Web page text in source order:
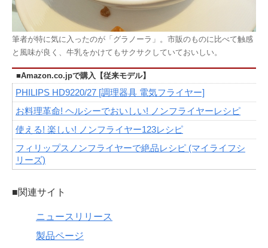
筆者が特に気に入ったのが「グラノーラ」。市販のものに比べて触感
と風味が良く、牛乳をかけてもサクサクしていておいしい。
■Amazon.co.jpで購入【従来モデル】
PHILIPS HD9220/27 [調理器具 電気フライヤー]
お料理革命! ヘルシーでおいしい! ノンフライヤーレシピ
使える! 楽しい! ノンフライヤー123レシピ
フィリップスノンフライヤーで絶品レシピ (マイライフシ
リーズ)
■関連サイト
ニュースリリース
製品ページ